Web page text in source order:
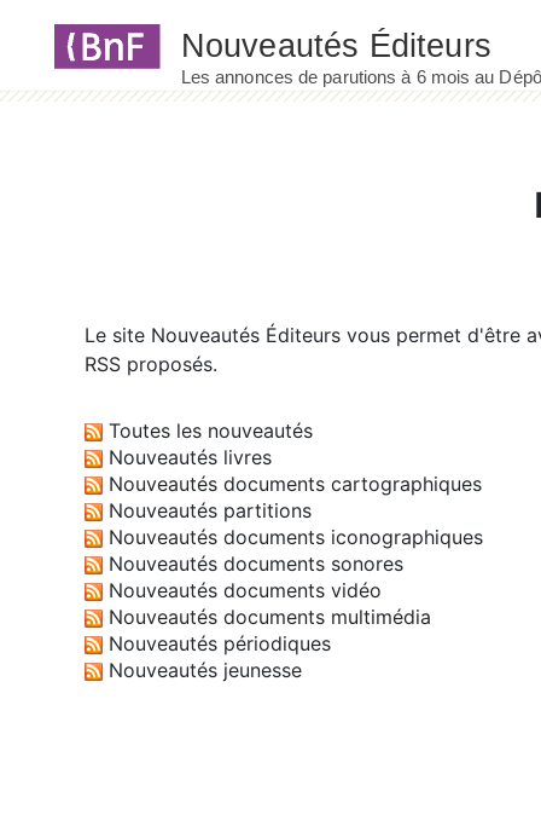
Le site Nouveautés Éditeurs vous permet d'être
RSS proposés.
Toutes les nouveautés
Nouveautés livres
Nouveautés documents cartographiques
Nouveautés partitions
Nouveautés documents iconographiques
Nouveautés documents sonores
Nouveautés documents vidéo
Nouveautés documents multimédia
Nouveautés périodiques
Nouveautés jeunesse